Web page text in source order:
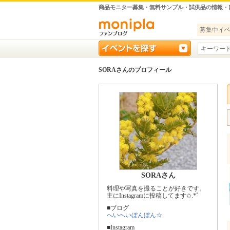
商品モニター募集・無料サンプル・試供品の情報・
募集中イ
SORAさんのプロフィール
SORAさん
料理や写真を撮ることが好きです。
主にInstagramに投稿してます✩.*˚
■ブログ
へいへいぼんぼん☆
■Instagram